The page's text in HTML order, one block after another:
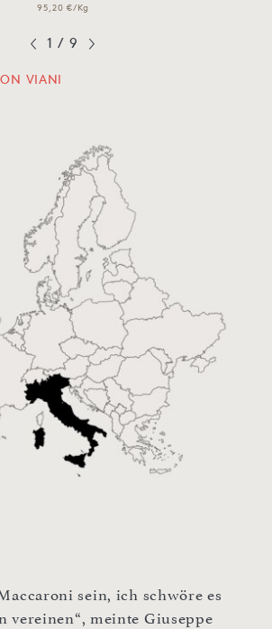
95,20 €/Kg
1 / 9
VIANI
sein, ich schwöre es
vereinen“, meinte Giuseppe